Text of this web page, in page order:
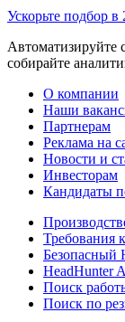
Ускорьте подбор в
Автоматизируйте
собирайте
О компании
Наши
Партнерам
Реклама на
Новости и
Инвесторам
Кандидаты
Требования
Безопасный
HeadHunter
Поиск
Поиск по